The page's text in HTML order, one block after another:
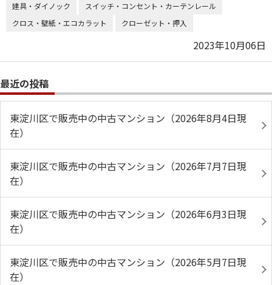
建具・ダイノック
スイッチ・コンセント・カーテンレール
クロス・壁紙・エコカラット
クローゼット・押入
2023年10月06日
最近の投稿
東淀川区で販売中の中古マンション（2026年8月4日現
在）
東淀川区で販売中の中古マンション（2026年7月7日現
在）
東淀川区で販売中の中古マンション（2026年6月3日現
在）
東淀川区で販売中の中古マンション（2026年5月7日現
在）